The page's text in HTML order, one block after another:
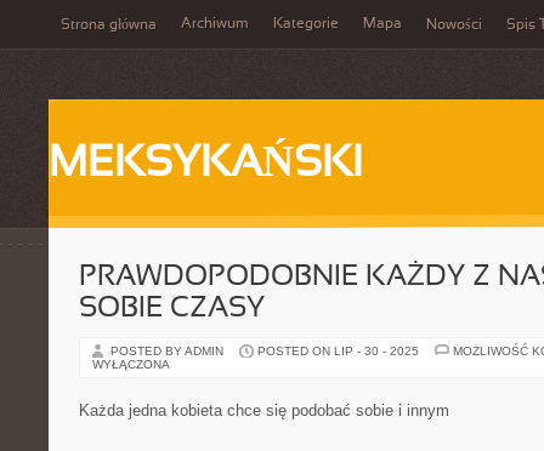
Strona główna Archiwum Kategorie Mapa Nowości Spis
MEKSYKAŃSKI
PRAWDOPODOBNIE KAŻDY Z
SOBIE CZASY
POSTED BY ADMIN POSTED ON LIP - 30 - 2025
MOŻLIWOŚĆ
WYŁĄCZONA
Każda jedna kobieta chce się podobać sobie i innym